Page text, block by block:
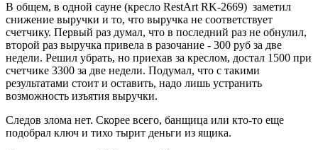
В общем, в одной сауне (кресло RestArt RK-2669) заметил
снижение выручки и то, что выручка не соответствует
счетчику. Первый раз думал, что в последний раз не обнулил,
второй раз выручка привела в разочание - 300 руб за две
недели. Решил убрать, но приехав за креслом, достал 1500 при
счетчике 3300 за две недели. Подумал, что с такими
результатами стоит и оставить, надо лишь устранить
возможность изъятия выручки.
Следов злома нет. Скорее всего, банщица или кто-то еще
подобрал ключ и тихо тырит деньги из ящика.